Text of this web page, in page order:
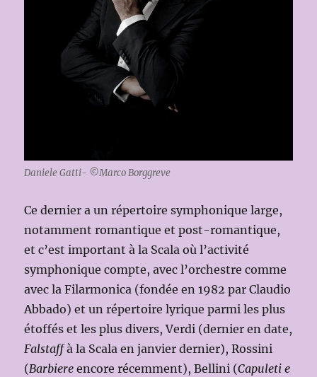
Daniele Gatti- ©Marco Borggreve
Ce dernier a un répertoire symphonique large,
notamment romantique et post-romantique,
et c’est important à la Scala où l’activité
symphonique compte, avec l’orchestre comme
avec la Filarmonica (fondée en 1982 par Claudio
Abbado) et un répertoire lyrique parmi les plus
étoffés et les plus divers, Verdi (dernier en date,
Falstaffà la Scala en janvier dernier), Rossini
(Barbiere encore récemment), Bellini (Capuleti e